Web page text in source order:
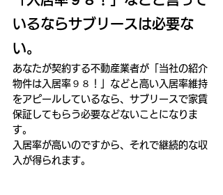
いるならサブリースは必要な
い。
あなたが契約する不動産業者が「当社の紹介
物件は入居率９８！」などと高い入居率維持
をアピールしているなら、サブリースで家賃
保証してもらう必要などないことになりま
す。
入居率が高いのですから、それで継続的な収
入が得られます。